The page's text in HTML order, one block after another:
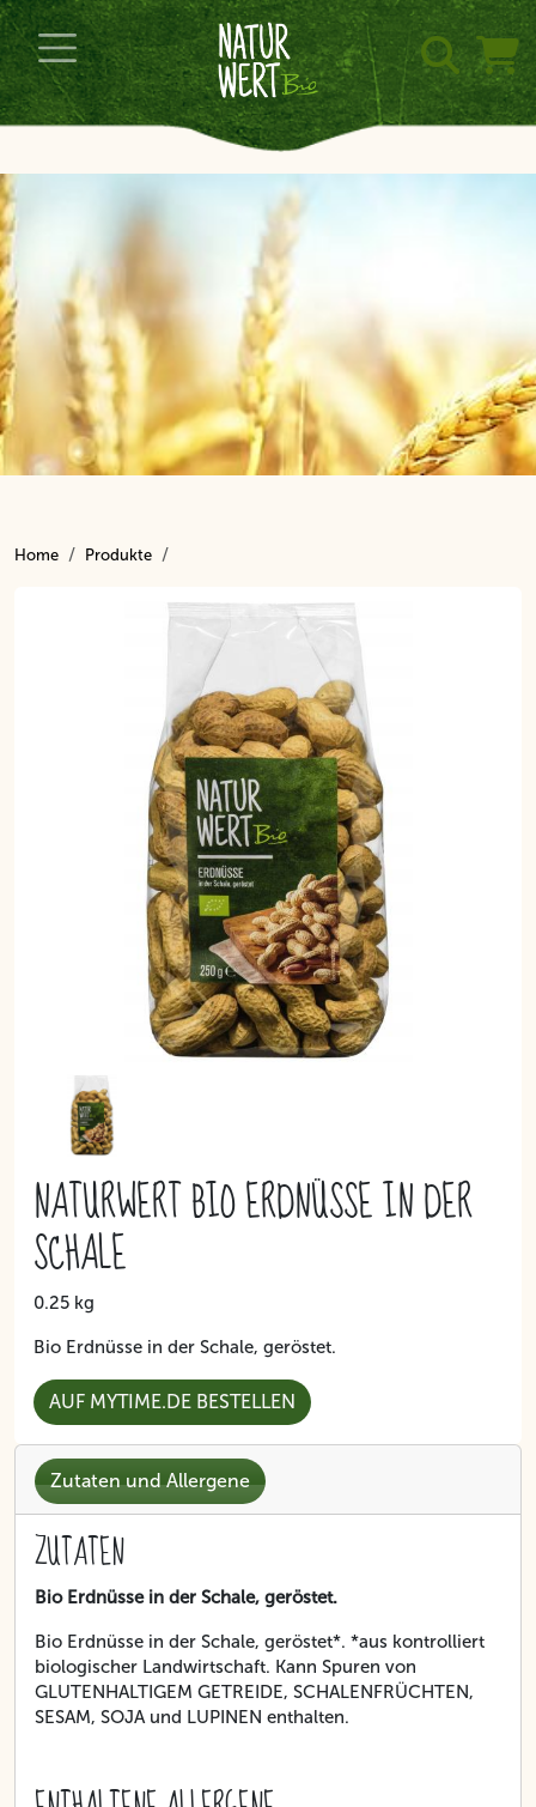
Inhalt
Home Produkte
NATURWERT BIO ERDNÜSSE IN DER
SCHALE
0.25 kg
Bio Erdnüsse in der Schale, geröstet.
AUF MYTIME.DE BESTELLEN
Zutaten und Allergene
ZUTATEN
Bio Erdnüsse in der Schale, geröstet.
Bio Erdnüsse in der Schale, geröstet*. *aus kontrolliert
biologischer Landwirtschaft. Kann Spuren von
GLUTENHALTIGEM GETREIDE, SCHALENFRÜCHTEN,
SESAM, SOJA und LUPINEN enthalten.